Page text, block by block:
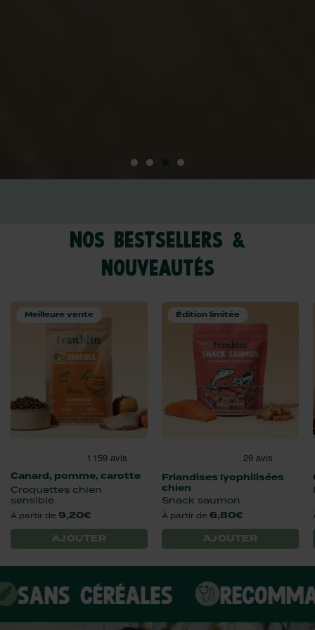
nos bestsellers &
nouveautés
Meilleure vente
canard, pomme, carotte
croquettes chien
sensible
À partir de 9,20€
AJOUTER
Édition limitée
friandises lyophilisées
chien
snack saumon
À partir de 6,80€
AJOUTER
RECOMMANDÉ PAR LES